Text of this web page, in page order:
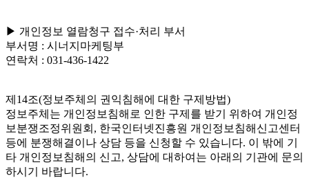
▶ 개인정보 열람청구 접수·처리 부서
부서명 : 시너지마케팅부
연락처 : 031-436-1422
제14조(정보주체의 권익침해에 대한 구제방법)
정보주체는 개인정보침해로 인한 구제를 받기 위하여 개인정
보분쟁조정위원회, 한국인터넷진흥원 개인정보침해신고센터
등에 분쟁해결이나 상담 등을 신청할 수 있습니다. 이 밖에 기
타 개인정보침해의 신고, 상담에 대하여는 아래의 기관에 문의
하시기 바랍니다.